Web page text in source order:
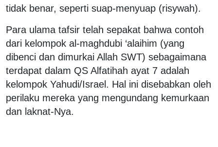
tidak benar, seperti suap-menyuap (risywah).
Para ulama tafsir telah sepakat bahwa contoh
dari kelompok al-maghdubi ‘alaihim (yang
dibenci dan dimurkai Allah SWT) sebagaimana
terdapat dalam QS Alfatihah ayat 7 adalah
kelompok Yahudi/Israel. Hal ini disebabkan oleh
perilaku mereka yang mengundang kemurkaan
dan laknat-Nya.